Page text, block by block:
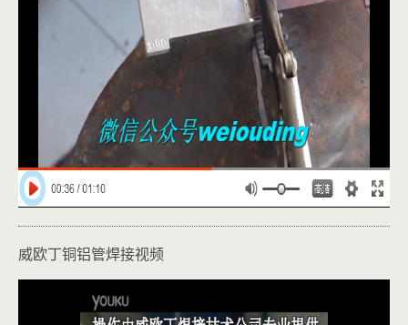
威欧丁铜铝管焊接视频